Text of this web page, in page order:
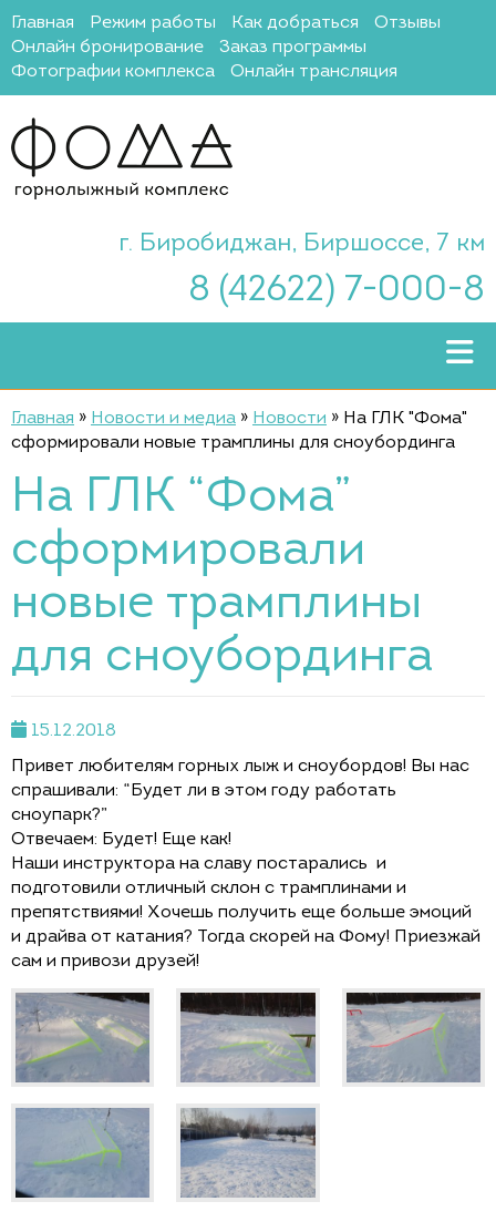
Главная Режим работы Как добраться
Отзывы
Онлайн бронирование
Заказ программы
Фотографии комплекса
Онлайн трансляция
г. Биробиджан, Биршоссе, 7 км
8 (42622) 7-000-8
Главная » Новости и медиа » Новости » На ГЛК "Фома"
сформировали новые трамплины для сноубординга
На ГЛК “Фома”
сформировали
новые трамплины
для сноубординга
15.12.2018
Привет любителям горных лыж и сноубордов! Вы нас
спрашивали: “Будет ли в этом году работать
сноупарк?”
Отвечаем: Будет! Еще как!
Наши инструктора на славу постарались и
подготовили отличный склон с трамплинами и
препятствиями! Хочешь получить еще больше эмоций
и драйва от катания? Тогда скорей на Фому! Приезжай
сам и привози друзей!